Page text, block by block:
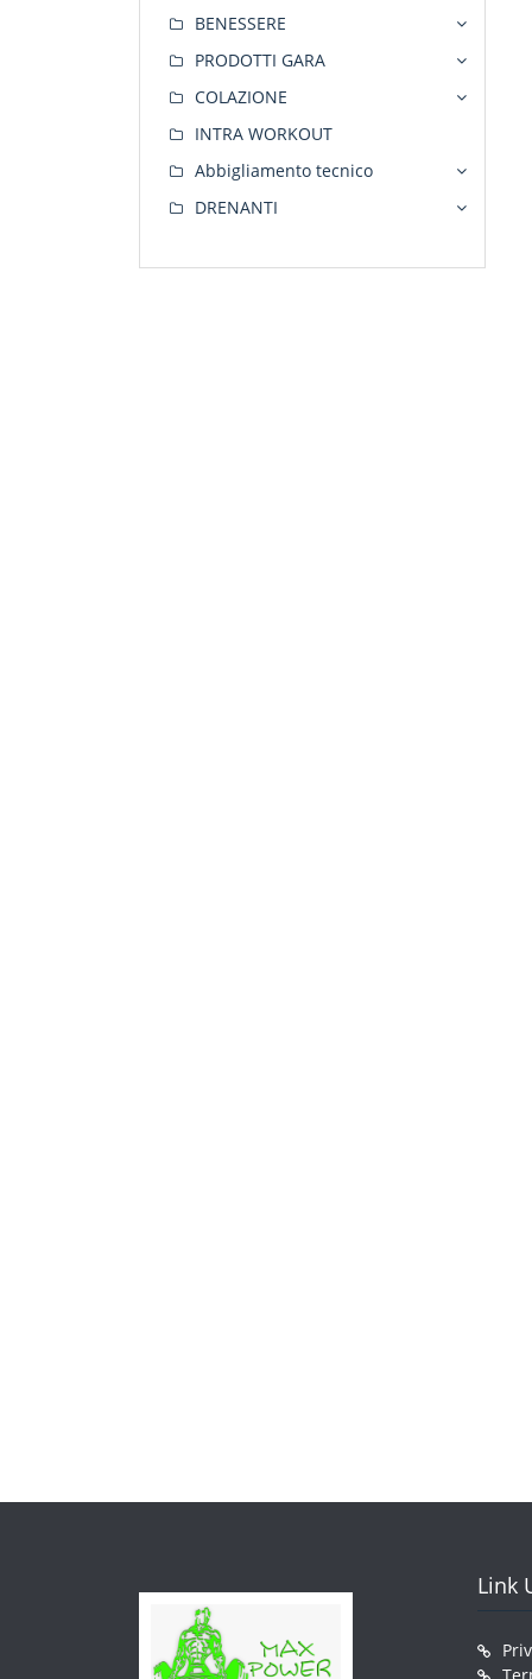
BENESSERE
PRODOTTI GARA
COLAZIONE
INTRA WORKOUT
Abbigliamento tecnico
DRENANTI
Link